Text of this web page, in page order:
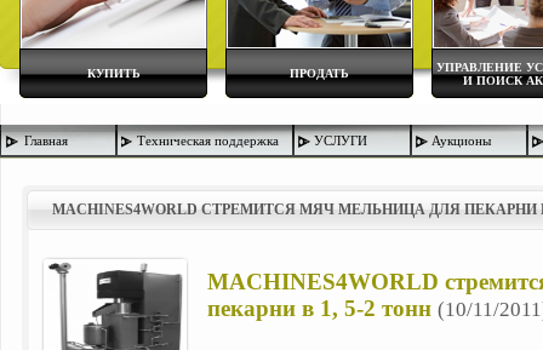
УПРАВЛЕНИЕ
И ПОИСК
ПРОДАТЬ
КУПИТЬ
Главная Техническая поддержка УСЛУГИ Аукционы
MACHINES4WORLD СТРЕМИТСЯ МЯЧ МЕЛЬНИЦА ДЛЯ ПЕКАРНИ
MACHINES4WORLD
пекарни в 1, 5-2 тонн (10/11/